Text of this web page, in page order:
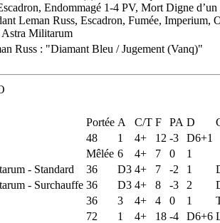
Endommagé 1-4 PV, Mort Digne
Leman Russ, Escadron, Fumée, Imperium,
Astra Militarum
Russ : "Diamant Bleu / Jugement (Vanq)"
Portée A C/T F PA D
48 1 4+ 12 -3
D6+1
Mêlée 6 4+ 7 0
1
- Standard
36 D3 4+ 7 -2 1
- Surchauffe 36 D3 4+ 8 -3 2
36 3 4+ 4 0 1
72 1 4+ 18 -4 D6+6